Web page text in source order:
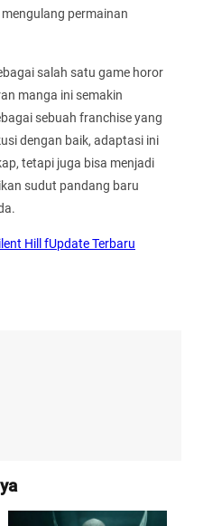
permainan
salah satu game horor
manga ini semakin
sebuah franchise yang
dengan baik, adaptasi ini
tetapi juga bisa menjadi
sudut pandang baru
Hill fUpdate Terbaru